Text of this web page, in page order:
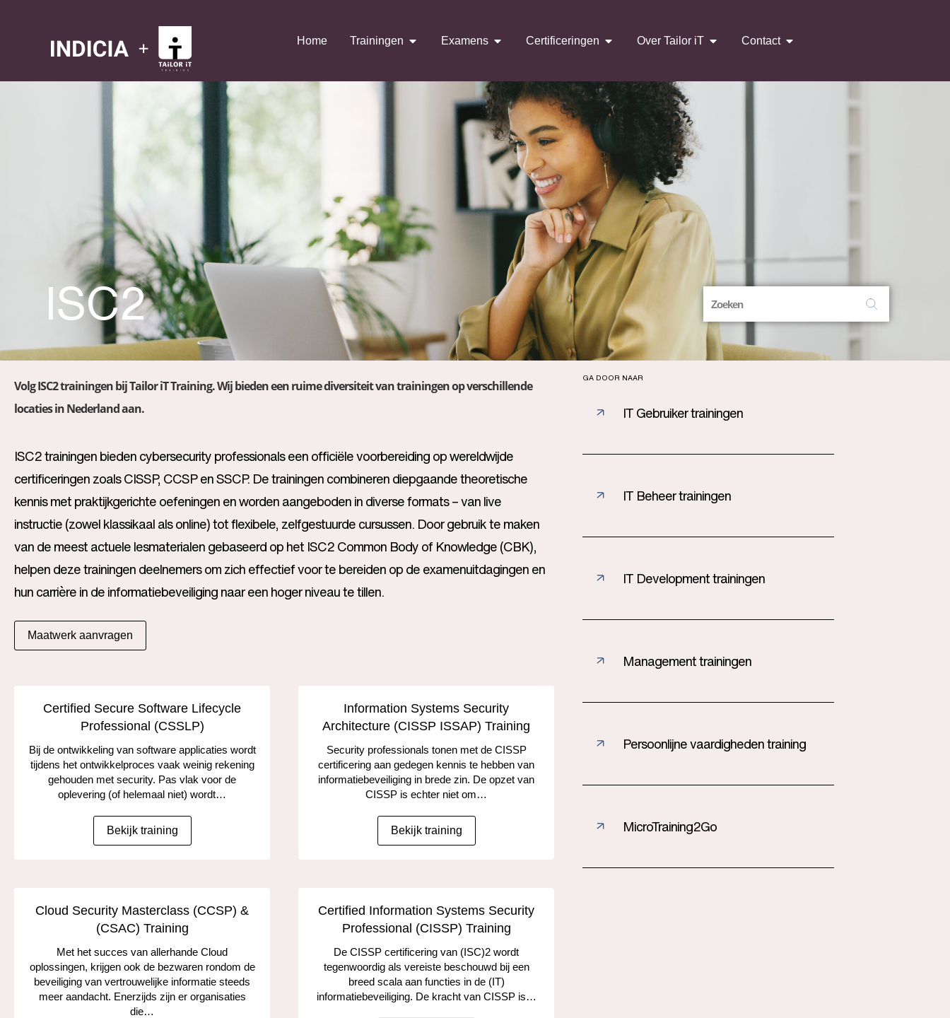
Home Trainingen Examens Certificeringen Over Tailor iT Contact
ISC2
Volg ISC2 trainingen bij Tailor iT Training. Wij bieden een ruime diversiteit van trainingen op verschillende
locaties in Nederland aan.
ISC2 trainingen bieden cybersecurity professionals een officiële voorbereiding op wereldwijde
certificeringen zoals CISSP, CCSP en SSCP. De trainingen combineren diepgaande theoretische
kennis met praktijkgerichte oefeningen en worden aangeboden in diverse formats – van live
instructie (zowel klassikaal als online) tot flexibele, zelfgestuurde cursussen. Door gebruik te maken
van de meest actuele lesmaterialen gebaseerd op het ISC2 Common Body of Knowledge (CBK),
helpen deze trainingen deelnemers om zich effectief voor te bereiden op de examenuitdagingen en
hun carrière in de informatiebeveiliging naar een hoger niveau te tillen.
Maatwerk aanvragen
Certified Secure Software Lifecycle
Professional (CSSLP)
Bij de ontwikkeling van software applicaties wordt
tijdens het ontwikkelproces vaak weinig rekening
gehouden met security. Pas vlak voor de
oplevering (of helemaal niet) wordt…
Bekijk training
Information Systems Security
Architecture (CISSP ISSAP) Training
Security professionals tonen met de CISSP
certificering aan gedegen kennis te hebben van
informatiebeveiliging in brede zin. De opzet van
CISSP is echter niet om…
Bekijk training
Cloud Security Masterclass (CCSP) &
(CSAC) Training
Met het succes van allerhande Cloud
oplossingen, krijgen ook de bezwaren rondom de
beveiliging van vertrouwelijke informatie steeds
meer aandacht. Enerzijds zijn er organisaties
die…
Certified Information Systems Security
Professional (CISSP) Training
De CISSP certificering van (ISC)2 wordt
tegenwoordig als vereiste beschouwd bij een
breed scala aan functies in de (IT)
informatiebeveiliging. De kracht van CISSP is…
GA DOOR NAAR
IT Gebruiker trainingen
IT Beheer trainingen
IT Development trainingen
Management trainingen
Persoonlijne vaardigheden training
MicroTraining2Go